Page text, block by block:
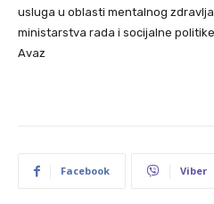
usluga u oblasti mentalnog
ministarstva rada i socijalne
Avaz
Facebook Viber